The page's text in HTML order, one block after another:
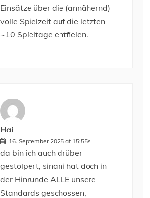
Einsätze über die (annähernd)
volle Spielzeit auf die letzten
~10 Spieltage entfielen.
Hai
16. September 2025 at 15:55s
da bin ich auch drüber
gestolpert, sinani hat doch in
der Hinrunde ALLE unsere
Standards geschossen,